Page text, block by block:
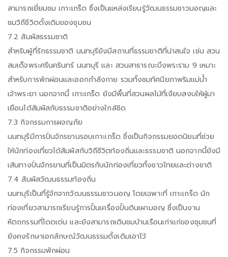
สามารถเยี่ยมชม เกาะเกร็ด ซึ่งเป็นแหล่งเรียนรู้วัฒนธรรมชาวมอญและ
ชมวิถีชีวิตดั้งเดิมของชุมชน
7.2 สัมผัสธรรมชาติ
สำหรับผู้ที่รักธรรมชาติ นนทบุรียังมีสถานที่ธรรมชาติที่น่าสนใจ เช่น สวน
สมเด็จพระศรีนครินทร์ นนทบุรี และ สวนสาธารณะบึงพระราม 9 เหมาะ
สำหรับการพักผ่อนและออกกำลังกาย รวมทั้งชมทัศนียภาพริมแม่น้ำ
เจ้าพระยา นอกจากนี้ เกาะเกร็ด ยังมีพื้นที่สวนผลไม้ที่เงียบสงบให้ผู้มา
เยือนได้สัมผัสกับธรรมชาติอย่างใกล้ชิด
7.3 กิจกรรมการผจญภัย
นนทบุรีมีการปั่นจักรยานรอบเกาะเกร็ด ซึ่งเป็นกิจกรรมยอดนิยมที่ช่วย
ให้นักท่องเที่ยวได้สัมผัสกับวิถีชีวิตท้องถิ่นและธรรมชาติ นอกจากนี้ยังมี
เส้นทางปั่นจักรยานที่เป็นมิตรกับนักท่องเที่ยวทั้งชาวไทยและต่างชาติ
7.4 สัมผัสวัฒนธรรมท้องถิ่น
นนทบุรีเป็นที่รู้จักจากวัฒนธรรมชาวมอญ โดยเฉพาะที่ เกาะเกร็ด นัก
ท่องเที่ยวสามารถเรียนรู้การปั้นเครื่องปั้นดินเผามอญ ซึ่งเป็นงาน
หัตถกรรมที่โดดเด่น และยังสามารถเดินชมบ้านเรือนเก่าแก่ของชุมชนที่
ยังคงรักษาเอกลักษณ์วัฒนธรรมดั้งเดิมเอาไว้
7.5 กิจกรรมพักผ่อน